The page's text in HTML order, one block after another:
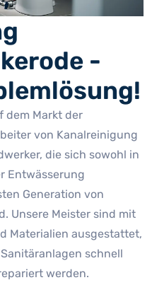
-
dem Markt der
von Kanalreinigung
die sich sowohl in
Entwässerung
Generation von
Unsere Meister sind mit
Materialien ausgestattet,
schnell
werden.